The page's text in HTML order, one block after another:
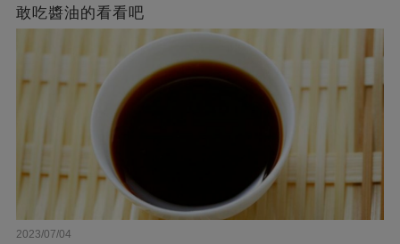
敢吃醬油的看看吧
2023/07/04